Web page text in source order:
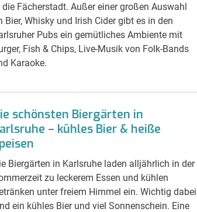
die Fächerstadt. Außer einer großen Auswahl
Bier, Whisky und Irish Cider gibt es in den
Pubs ein gemütliches Ambiente mit
Fish & Chips, Live-Musik von Folk-Bands
Karaoke.
schönsten Biergärten in
– kühles Bier & heiße
Biergärten in Karlsruhe laden alljährlich in der
zu leckerem Essen und kühlen
unter freiem Himmel ein. Wichtig dabei
ein kühles Bier und viel Sonnenschein. Eine